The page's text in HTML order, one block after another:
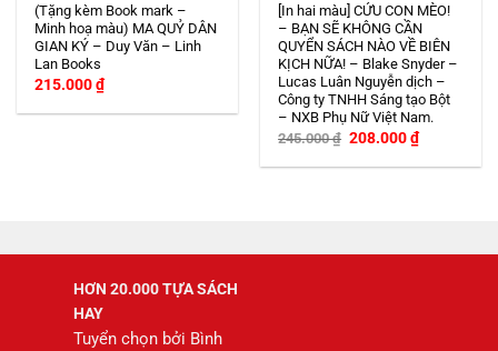
(Tặng kèm Book mark –
Minh hoạ màu) MA QUỶ DÂN
GIAN KÝ – Duy Văn – Linh
Lan Books
215.000₫
[In hai màu] CỨU CON MÈO!
– BẠN SẼ KHÔNG CẦN
QUYỂN SÁCH NÀO VỀ BIÊN
KỊCH NỮA! – Blake Snyder –
Lucas Luân Nguyễn dịch –
Công ty TNHH Sáng tạo Bột
– NXB Phụ Nữ Việt Nam.
245.000₫ Giá
là:
208.000₫Giá
hiện
tại
HƠN 20.000 TỰA SÁCH
HAY
Tuyển chọn bởi Bình